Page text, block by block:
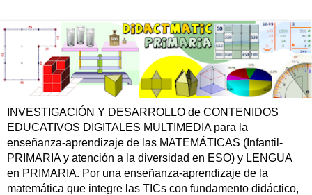
INVESTIGACIÓN Y DESARROLLO de CONTENIDOS
EDUCATIVOS DIGITALES MULTIMEDIA para la
enseñanza-aprendizaje de las MATEMÁTICAS (Infantil-
PRIMARIA y atención a la diversidad en ESO) y LENGUA
en PRIMARIA. Por una enseñanza-aprendizaje de la
matemática que integre las TICs con fundamento didáctico,